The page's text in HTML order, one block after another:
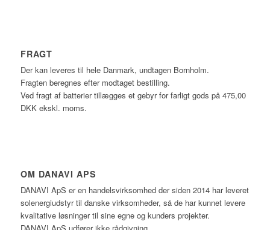
FRAGT
Der kan leveres til hele Danmark, undtagen Bornholm.
Fragten beregnes efter modtaget bestilling.
Ved fragt af batterier tillægges et gebyr for farligt gods på 475,00
DKK ekskl. moms.
OM DANAVI APS
DANAVI ApS er en handelsvirksomhed der siden 2014 har leveret
solenergiudstyr til danske virksomheder, så de har kunnet levere
kvalitative løsninger til sine egne og kunders projekter.